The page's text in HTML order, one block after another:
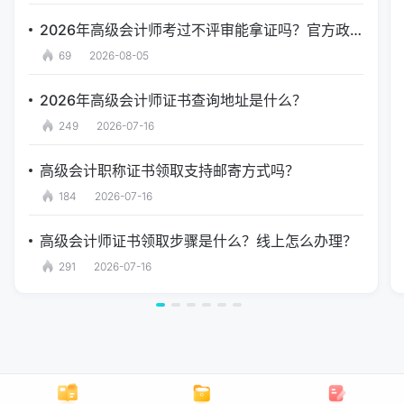
2026年高级会计师考过不评审能拿证吗？官方政策解答
69 2026-08-05
2026年高级会计师证书查询地址是什么？
249 2026-07-16
高级会计职称证书领取支持邮寄方式吗？
184 2026-07-16
高级会计师证书领取步骤是什么？线上怎么办理？
291 2026-07-16